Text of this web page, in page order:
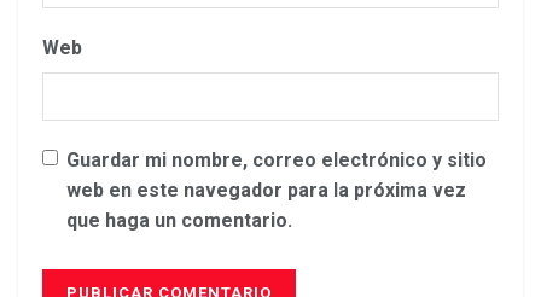
Web
Guardar mi nombre, correo electrónico y sitio
web en este navegador para la próxima vez
que haga un comentario.